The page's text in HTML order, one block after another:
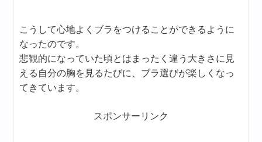
こうして心地よくブラをつけることができるように
なったのです。
悲観的になっていた頃とはまったく違う大きさに見
える自分の胸を見るたびに、ブラ選びが楽しくなっ
てきています。
スポンサーリンク